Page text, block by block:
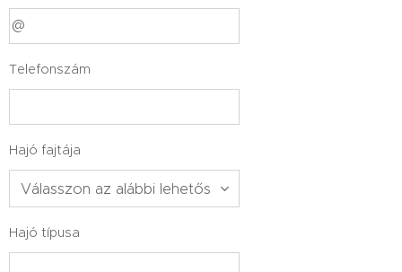
Telefonszám
Hajó fajtája
Hajó típusa